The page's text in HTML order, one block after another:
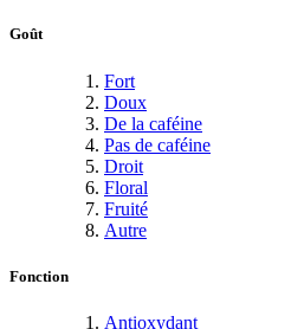
Goût
Fort
Doux
De la caféine
Pas de caféine
Droit
Floral
Fruité
Autre
Fonction
Antioxydant